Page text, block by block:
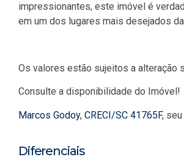
impressionantes, este imóvel é
em um dos lugares mais desejados
Os valores estão sujeitos a alteração
Consulte a disponibilidade do Imóvel!
Marcos Godoy, CRECI/SC 41765F, seu
Diferenciais